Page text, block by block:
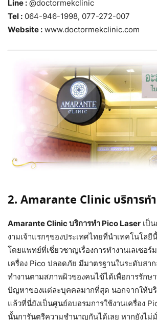
Line : @doctormekclinic
Tel : 064-946-1998, 077-272-007
Website : www.doctormekclinic.com
2. Amarante Clinic บริการท
Amarante Clinic บริการทำ Pico Laser เป็
งามเจ้าแรกๆของประเทศไทยที่นำเทคโนโลยี
โดยแพทย์ที่เชี่ยวชาญเรื่องการทำงานเลเซอร์
เครื่อง Pico ปลอดภัย มีมาตรฐานในระดับสา
ทำงานตามสภาพผิวของคนไข้ได้เพื่อการรักษ
ปัญหาของแต่ละบุคคลมากที่สุด นอกจากให้บ
แล้วที่นี่ยังเป็นศูนย์อบอรมการใช้งานเครื่อง
นั้นการันตรีความชำนาญกันได้เลย หากยังไม่